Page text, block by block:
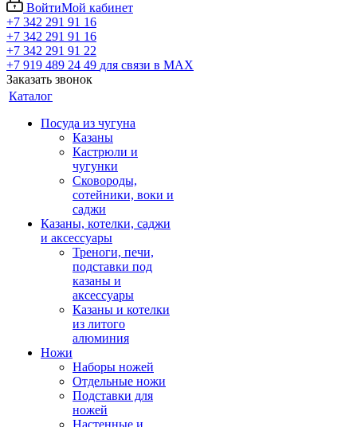
ВойтиМой кабинет
+7 342 291 91 16
+7 342 291 91 16
+7 342 291 91 22
+7 919 489 24 49 для связи в МАХ
Заказать звонок
Каталог
Посуда из чугуна
Казаны
Кастрюли и
чугунки
Сковороды,
сотейники, воки и
саджи
Казаны, котелки, саджи
и аксессуары
Треноги, печи,
подставки под
казаны и
аксессуары
Казаны и котелки
из литого
алюминия
Ножи
Наборы ножей
Отдельные ножи
Подставки для
ножей
Настенные и